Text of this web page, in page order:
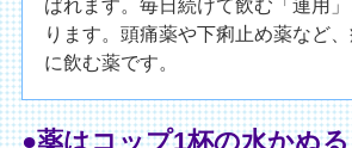
ばれます。毎日続けて飲む「連用
ります。頭痛薬や下痢止め薬など
に飲む薬です。
●薬はコップ1杯の水かぬ